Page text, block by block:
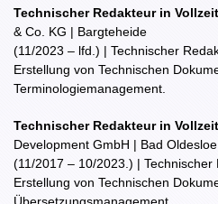
Technischer Redakteur in Vollzeit
& Co. KG | Bargteheide
(11/2023 – lfd.) | Technischer
Erstellung von Technischen
Terminologiemanagement.
Technischer Redakteur in Vollzeit
Development GmbH | Bad Oldesloe
(11/2017 – 10/2023.) | Technischer
Erstellung von Technischen